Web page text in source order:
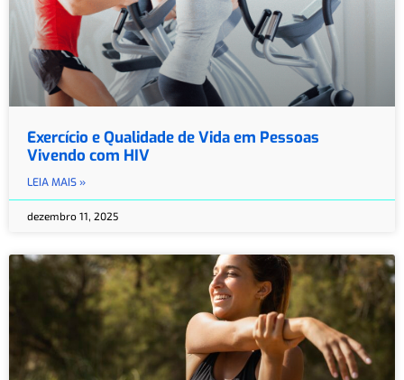
Exercício e Qualidade de Vida em Pessoas
Vivendo com HIV
LEIA MAIS »
dezembro 11, 2025